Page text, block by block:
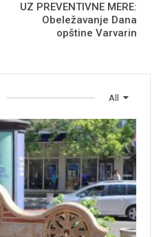
UZ PREVENTIVNE MERE:
Obeležavanje Dana
opštine Varvarin
All